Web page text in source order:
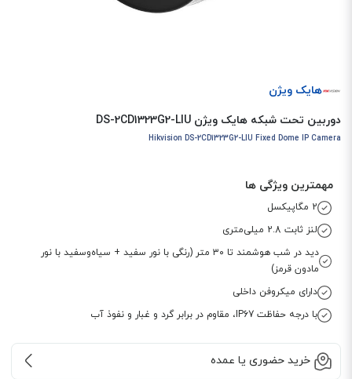
هایک ویژن
دوربین تحت شبکه هایک ویژن DS-2CD1323G2-LIU
Hikvision DS-2CD1323G2-LIU Fixed Dome IP Camera
مهمترین ویژگی ها
2 مگاپیکسل
لنز ثابت 2.8 میلی‌متری
دید در شب هوشمند تا ۳۰ متر (رنگی با نور سفید + سیاه‌وسفید با نور
مادون قرمز)
دارای میکروفن داخلی
با درجه حفاظت IP67، مقاوم در برابر گرد و غبار و نفوذ آب
خرید حضوری یا عمده